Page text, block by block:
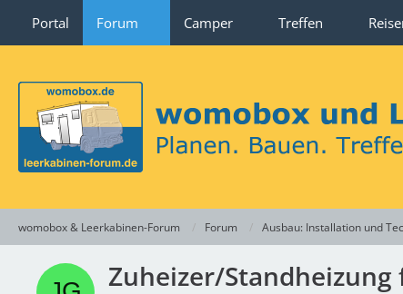
Portal Forum Camper Treffen
womobox & Leerkabinen-Forum Forum Ausbau: Installation und
Zuheizer/Standheizung